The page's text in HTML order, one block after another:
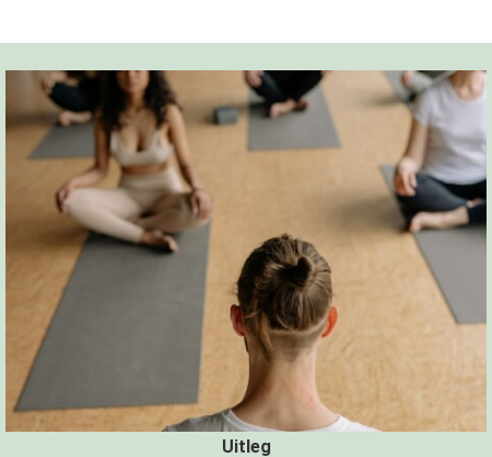
Uitleg